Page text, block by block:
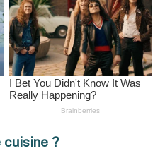
cuisine ?